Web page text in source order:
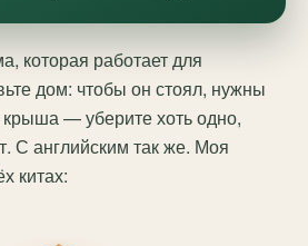
которая работает для
дом: чтобы он стоял, нужны
— уберите хоть одно,
С английским так же. Моя
китах: